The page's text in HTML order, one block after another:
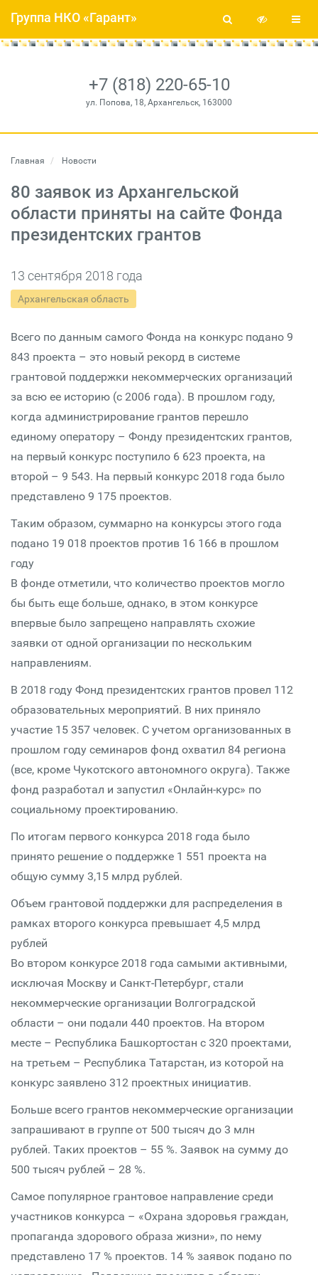
+7 (818) 220-65-10
ул. Попова, 18, Архангельск, 163000
Группа НКО «Гарант»
Главная Новости
80 заявок из Архангельской
области приняты на сайте Фонда
президентских грантов
13 сентября 2018 года
Архангельская область
Всего по данным самого Фонда на конкурс подано 9
843 проекта – это новый рекорд в системе
грантовой поддержки некоммерческих организаций
за всю ее историю (с 2006 года). В прошлом году,
когда администрирование грантов перешло
единому оператору – Фонду президентских грантов,
на первый конкурс поступило 6 623 проекта, на
второй – 9 543. На первый конкурс 2018 года было
представлено 9 175 проектов.
Таким образом, суммарно на конкурсы этого года
подано 19 018 проектов против 16 166 в прошлом
году
В фонде отметили, что количество проектов могло
бы быть еще больше, однако, в этом конкурсе
впервые было запрещено направлять схожие
заявки от одной организации по нескольким
направлениям.
В 2018 году Фонд президентских грантов провел 112
образовательных мероприятий. В них приняло
участие 15 357 человек. С учетом организованных в
прошлом году семинаров фонд охватил 84 региона
(все, кроме Чукотского автономного округа). Также
фонд разработал и запустил «Онлайн-курс» по
социальному проектированию.
По итогам первого конкурса 2018 года было
принято решение о поддержке 1 551 проекта на
общую сумму 3,15 млрд рублей.
Объем грантовой поддержки для распределения в
рамках второго конкурса превышает 4,5 млрд
рублей
Во втором конкурсе 2018 года самыми активными,
исключая Москву и Санкт-Петербург, стали
некоммерческие организации Волгоградской
области – они подали 440 проектов. На втором
месте – Республика Башкортостан с 320 проектами,
на третьем – Республика Татарстан, из которой на
конкурс заявлено 312 проектных инициатив.
Больше всего грантов некоммерческие организации
запрашивают в группе от 500 тысяч до 3 млн
рублей. Таких проектов – 55 %. Заявок на сумму до
500 тысяч рублей – 28 %.
Самое популярное грантовое направление среди
участников конкурса – «Охрана здоровья граждан,
пропаганда здорового образа жизни», по нему
представлено 17 % проектов. 14 % заявок подано по